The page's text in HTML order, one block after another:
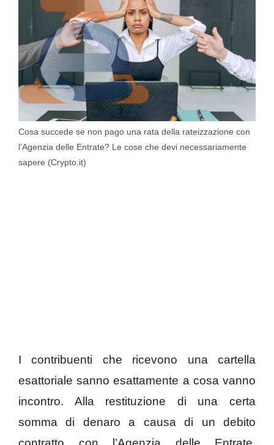
Cosa succede se non pago una rata della rateizzazione con
l’Agenzia delle Entrate? Le cose che devi necessariamente
sapere (Crypto.it)
I contribuenti che ricevono una cartella
esattoriale sanno esattamente a cosa vanno
incontro. Alla restituzione di una certa
somma di denaro a causa di un debito